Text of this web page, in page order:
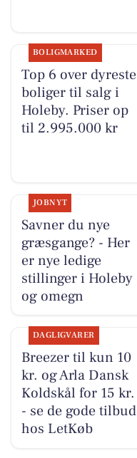
BOLIGMARKED
Top 6 over dyreste
boliger til salg i
Holeby. Priser op
til 2.995.000 kr
JOBNYT
Savner du nye
græsgange? - Her
er nye ledige
stillinger i Holeby
og omegn
DAGLIGVARER
Breezer til kun 10
kr. og Arla Dansk
Koldskål for 15 kr.
- se de gode tilbud
hos LetKøb